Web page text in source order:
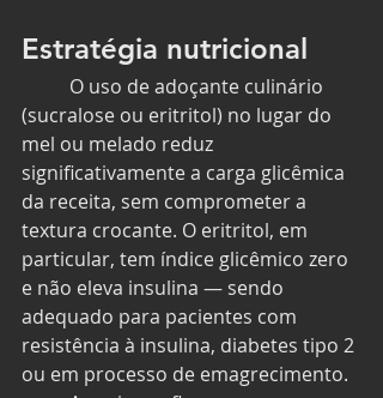
Estratégia nutricional
(sucralose ou eritritol) no lugar do
mel ou melado reduz
significativamente a carga glicêmica
da receita, sem comprometer a
textura crocante. O eritritol, em
particular, tem índice glicêmico zero
e não eleva insulina — sendo
adequado para pacientes com
resistência à insulina, diabetes tipo 2
ou em processo de emagrecimento.